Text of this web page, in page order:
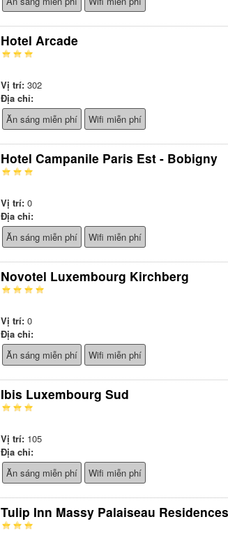
Hotel Arcade
Vị trí: 302
Địa chỉ:
Ăn sáng miễn phí
Wifi miễn phí
Hotel Campanile Paris Est - Bobigny
Vị trí: 0
Địa chỉ:
Ăn sáng miễn phí
Wifi miễn phí
Novotel Luxembourg Kirchberg
Vị trí: 0
Địa chỉ:
Ăn sáng miễn phí
Wifi miễn phí
Ibis Luxembourg Sud
Vị trí: 105
Địa chỉ:
Ăn sáng miễn phí
Wifi miễn phí
Tulip Inn Massy Palaiseau Residences